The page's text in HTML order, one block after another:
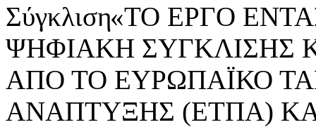
«ΤΟ ΕΡΓΟ
ΨΗΦΙΑΚΗ ΣΥΓΚΛΙΣΗΣ
ΑΠΟ ΤΟ ΕΥΡΩΠΑΪΚΟ
ΑΝΑΠΤΥΞΗΣ (ΕΤΠΑ)